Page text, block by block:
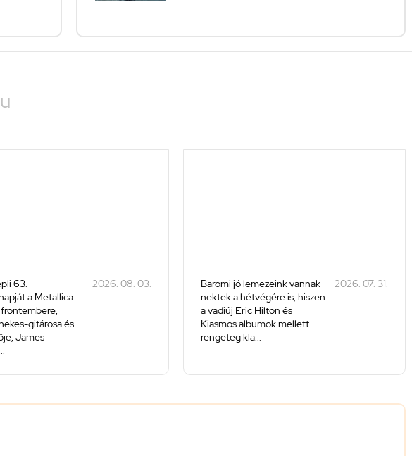
63.
a Metallica
gitárosa és
James
2026. 08. 03.
Baromi jó lemezeink vannak
nektek a hétvégére is, hiszen
a vadiúj Eric Hilton és
Kiasmos albumok mellett
rengeteg kla...
2026. 07. 31.